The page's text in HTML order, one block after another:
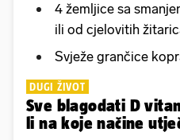
4 žemljice sa
ili od cjelovitih
Svježe grančice
DUGI ŽIVOT
Sve blagodati D
li na koje načine